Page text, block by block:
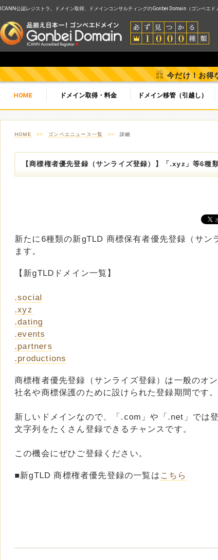
ICANN公認レジストラ。ドメイン取得、ドメインコンサルティングのGonbei Domain（ゴンベエド
今だけ！お得
HOME ドメイン取得・料金 ドメイン移管（引越し）
HOME >> ゴンベエニュース一覧 >> 詳細
【商標権者優先登録（サンライズ登録）】「.xyz」等6種
新たに6種類の新gTLD 商標保有者優先登録（サン
ます。
【新gTLDドメイン一覧】
.social
.xyz
.dating
.events
.partners
.productions
商標権者優先登録（サンライズ登録）は一般のオ
社名や商標保護のために設けられた登録期間です。
新しいドメインなので、「.com」や「.net」では
文字列をたくさん登録できるチャンスです。
この機会にぜひご登録ください。
■新gTLD 商標権者優先登録の一覧は こちら